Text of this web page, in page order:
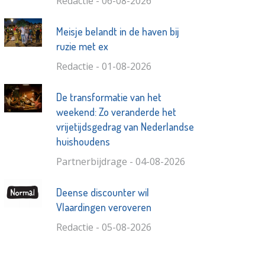
Meisje belandt in de haven bij
ruzie met ex
Redactie - 01-08-2026
De transformatie van het
weekend: Zo veranderde het
vrijetijdsgedrag van Nederlandse
huishoudens
Partnerbijdrage - 04-08-2026
Deense discounter wil
Vlaardingen veroveren
Redactie - 05-08-2026